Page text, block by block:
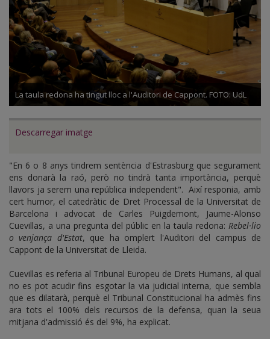
La taula redona ha tingut lloc a l'Auditori de Cappont. FOTO: UdL
Descarregar imatge
"En 6 o 8 anys tindrem sentència d'Estrasburg que segurament
ens donarà la raó, però no tindrà tanta importància, perquè
llavors ja serem una república independent". Així responia, amb
cert humor, el catedràtic de Dret Processal de la Universitat de
Barcelona i advocat de Carles Puigdemont, Jaume-Alonso
Cuevillas, a una pregunta del públic en la taula redona: Rebel·lio
o venjança d'Estat, que ha omplert l'Auditori del campus de
Cappont de la Universitat de Lleida.
Cuevillas es referia al Tribunal Europeu de Drets Humans, al qual
no es pot acudir fins esgotar la via judicial interna, que sembla
que es dilatarà, perquè el Tribunal Constitucional ha admès fins
ara tots el 100% dels recursos de la defensa, quan la seua
mitjana d'admissió és del 9%, ha explicat.